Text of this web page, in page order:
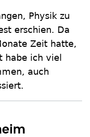
Physik zu
erschien. Da
Zeit hatte,
habe ich viel
auch